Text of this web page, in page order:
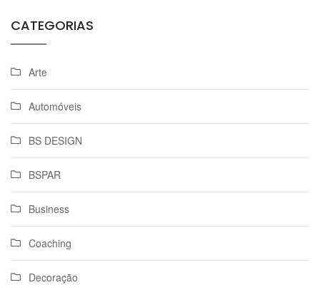
CATEGORIAS
Arte
Automóveis
BS DESIGN
BSPAR
Business
Coaching
Decoração